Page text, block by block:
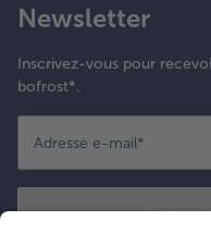
Newsletter
Inscrivez-vous pour
bofrost*.
Adresse e-mail*